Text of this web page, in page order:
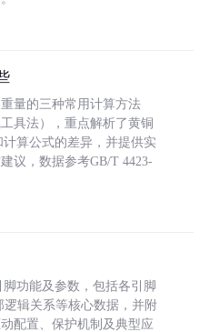
量的三种常用计算方法
具法），重点解析了黄铜
计算公式的差异，并提供实
议，数据参考GB/T 4423-
功能及参数，包括各引脚
辑关系等核心数据，并附
配置、保护机制及典型应